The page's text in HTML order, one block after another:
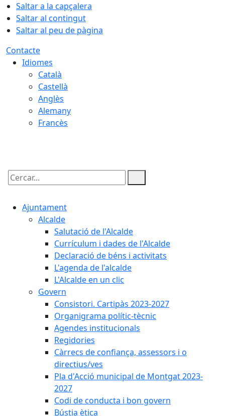
Saltar a la capçalera
Saltar al contingut
Saltar al peu de pàgina
Contacte
Idiomes
Català
Castellà
Anglès
Alemany
Francès
Cercar:
Ajuntament
Alcalde
Salutació de l'Alcalde
Currículum i dades de l'Alcalde
Declaració de béns i activitats
L'agenda de l'alcalde
L'Alcalde en un clic
Govern
Consistori. Cartipàs 2023-2027
Organigrama polític-tècnic
Agendes institucionals
Regidories
Càrrecs de confiança, assessors i o
directius/ves
Pla d'Acció municipal de Montgat 2023-
2027
Codi de conducta i bon govern
Bústia ètica